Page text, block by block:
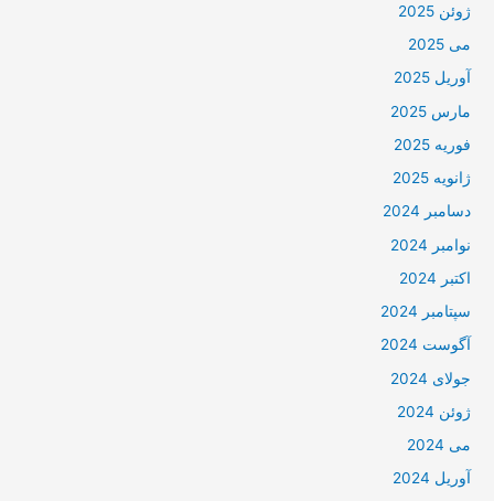
ژوئن 2025
می 2025
آوریل 2025
مارس 2025
فوریه 2025
ژانویه 2025
دسامبر 2024
نوامبر 2024
اکتبر 2024
سپتامبر 2024
آگوست 2024
جولای 2024
ژوئن 2024
می 2024
آوریل 2024